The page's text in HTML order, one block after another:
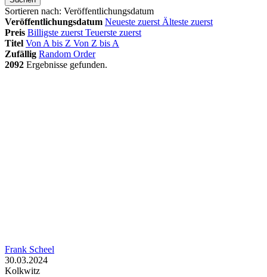
Sortieren nach: Veröffentlichungsdatum
Veröffentlichungsdatum Neueste zuerst Älteste zuerst
Preis Billigste zuerst Teuerste zuerst
Titel Von A bis Z Von Z bis A
Zufällig Random Order
2092 Ergebnisse gefunden.
Frank Scheel
30.03.2024
Kolkwitz